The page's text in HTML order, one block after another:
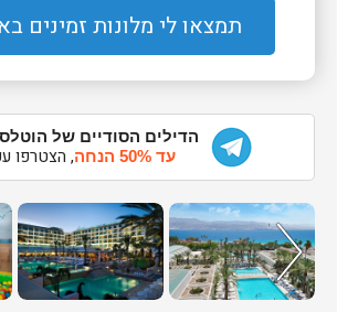
תמצאו לי מלונות זמינים
הדילים הסודיים של
עד 50% הנחה
, הצטרפו